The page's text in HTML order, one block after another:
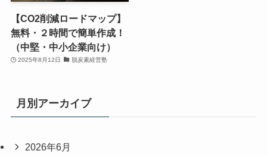
【CO2削減ロードマップ】
無料・２時間で簡単作成！
（中堅・中小企業向け）
2025年8月12日 脱炭素経営塾
月別アーカイブ
2026年6月